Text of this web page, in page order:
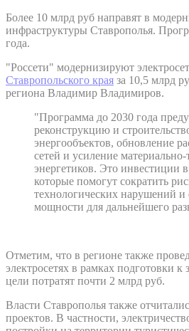
Более 10 млрд руб направят в
инфраструктуры Ставрополья.
года.
"Россети" модернизируют
Ставропольского края за 10,5 млрд
региона Владимир Владимиров.
"Программа до 2030 года
реконструкцию и
энергообъектов, обновление
сетей и усиление
энергетиков. Это инвестиции
которые помогут сократить
технологических нарушений и
мощности для дальнейшего
Отметим, что в регионе также
электросетях в рамках подготовки к
цели потратят почти 2 млрд руб.
Власти Ставрополья также
проектов. В частности,